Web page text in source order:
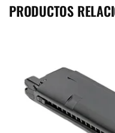
PRODUCTOS